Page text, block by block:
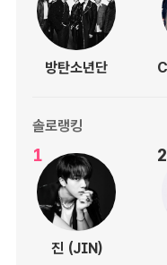
방탄소년단
솔로랭킹
1
진 (JIN)
2